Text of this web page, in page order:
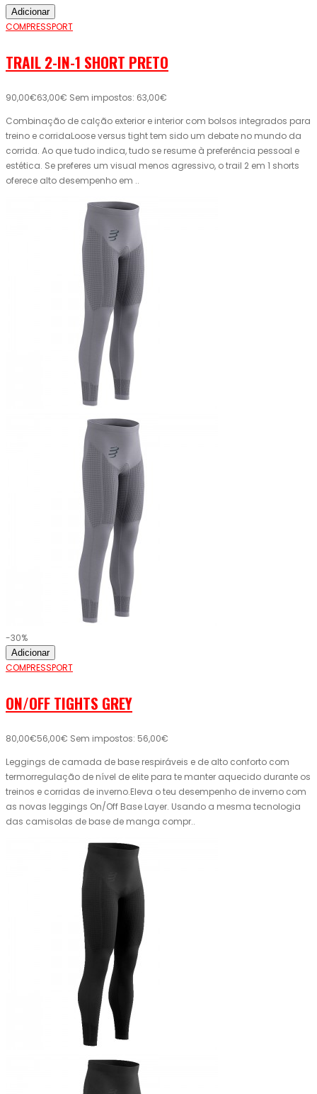
Adicionar
COMPRESSPORT
TRAIL 2-IN-1 SHORT PRETO
90,00€63,00€ Sem impostos: 63,00€
Combinação de calção exterior e interior com bolsos integrados para
treino e corridaLoose versus tight tem sido um debate no mundo da
corrida. Ao que tudo indica, tudo se resume à preferência pessoal e
estética. Se preferes um visual menos agressivo, o trail 2 em 1 shorts
oferece alto desempenho em ..
-30%
Adicionar
COMPRESSPORT
ON/OFF TIGHTS GREY
80,00€56,00€ Sem impostos: 56,00€
Leggings de camada de base respiráveis ​​e de alto conforto com
termorregulação de nível de elite para te manter aquecido durante os
treinos e corridas de inverno.Eleva o teu desempenho de inverno com
as novas leggings On/Off Base Layer. Usando a mesma tecnologia
das camisolas de base de manga compr..